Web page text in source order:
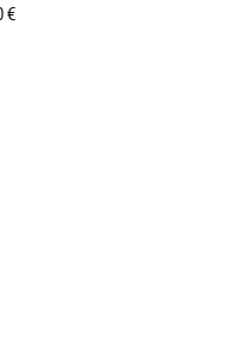
€